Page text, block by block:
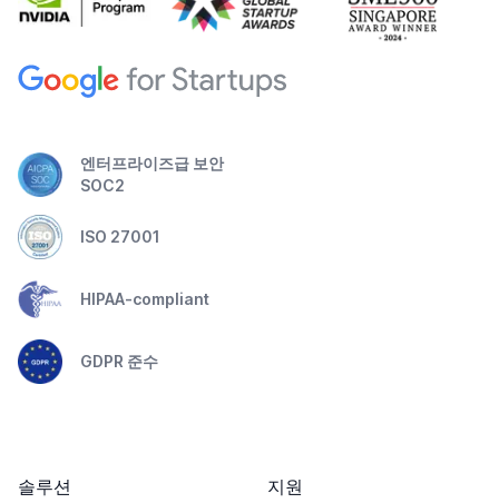
엔터프라이즈급 보안
SOC2
ISO 27001
HIPAA-compliant
GDPR 준수
솔루션
지원